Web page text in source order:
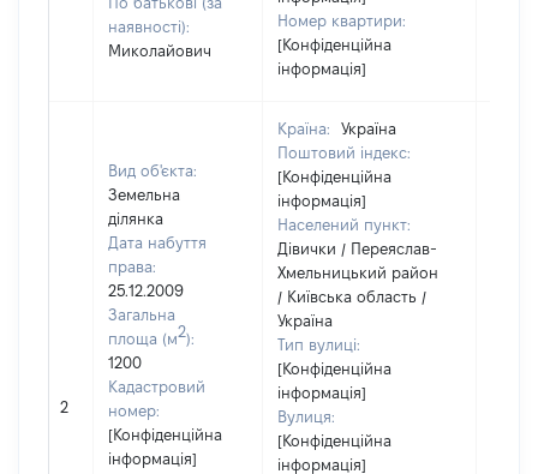
наявності):
Миколайович
Номер квартири:
[Конфіденційна
інформація]
2
Вид об'єкта:
Земельна
ділянка
Дата набуття
права:
25.12.2009
Загальна
площа (м2):
1200
Кадастровий
номер:
[Конфіденційна
інформація]
Країна:
Україна
Поштовий індекс:
[Конфіденційна
інформація]
Населений пункт:
Дівички / Переяслав-
Хмельницький район
/ Київська область /
Україна
Тип вулиці:
[Конфіденційна
інформація]
Вулиця:
[Конфіденційна
інформація]